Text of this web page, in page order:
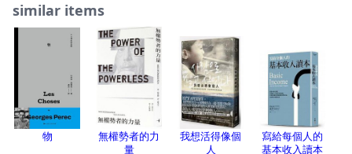
similar items
物
無權勢者的力
量
我想活得像個
人
寫給每個人的
基本收入讀本